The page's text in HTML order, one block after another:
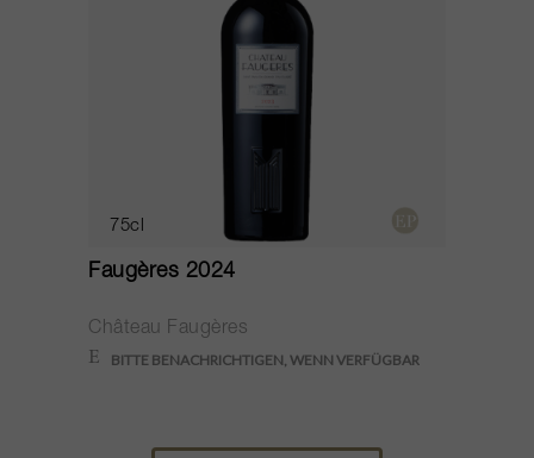
75cl
Faugères 2024
Château Faugères